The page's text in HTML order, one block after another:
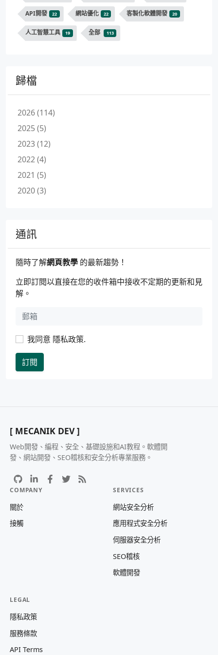
API開發 22 網站優化 22 客製化軟體開發 20
人工智慧工具 19 全部 113
歸檔
2026 (114)
2025 (5)
2023 (12)
2022 (4)
2021 (5)
2020 (3)
通訊
隨時了解網頁教學 的最新趨勢！
立即訂閱以直接在您的收件箱中接收不定期的更新和見
解。
我同意 隱私政策.
訂閱
[ MECANIK DEV ]
Web開發、編程、安全、基礎設施和AI教程。軟體開
發、網站開發、SEO稽核和安全分析專業服務。
COMPANY
關於
接觸
SERVICES
網站安全分析
應用程式安全分析
伺服器安全分析
SEO稽核
軟體開發
LEGAL
隱私政策
服務條款
API Terms